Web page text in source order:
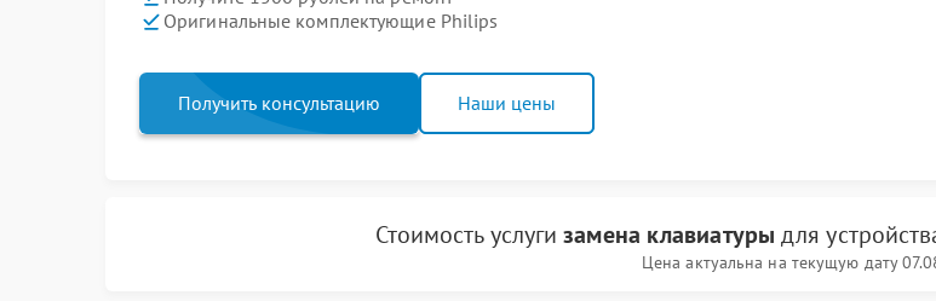
Оригинальные комплектующие Philips
Получить консультацию Наши цены
Стоимость услугизамена клавиатуры для
Цена актуальна на текущую дату